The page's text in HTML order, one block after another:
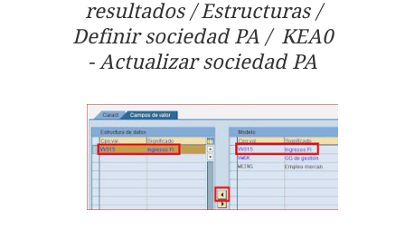
resultados / Estructuras /
Definir sociedad PA / KEA0
- Actualizar sociedad PA